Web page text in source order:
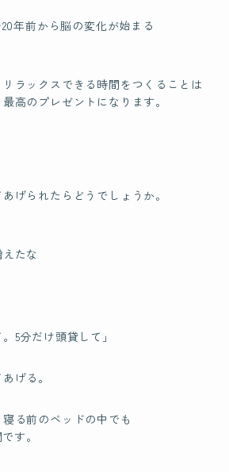
年前から脳の変化が始まる
ラックスできる時間をつくることは
高のプレゼントになります。
げられたらどうでしょうか。
たな
5分だけ頭貸して」
げる。
る前のベッドの中でも
す。